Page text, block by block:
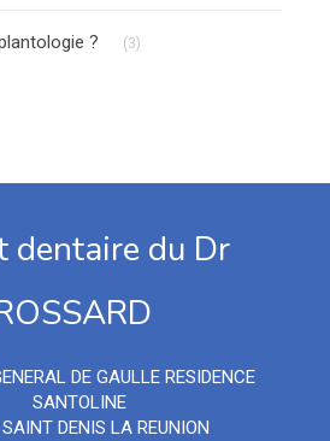
? (3)
dentaire du Dr
DE GAULLE RESIDENCE
SANTOLINE
SAINT DENIS LA REUNION